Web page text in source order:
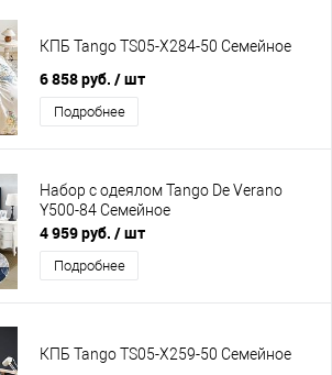
КПБ Tango TS05-X284-50 Семейное
6 858 руб. / шт
Подробнее
Набор с одеялом Tango De Verano
Y500-84 Семейное
4 959 руб. / шт
Подробнее
КПБ Tango TS05-X259-50 Семейное